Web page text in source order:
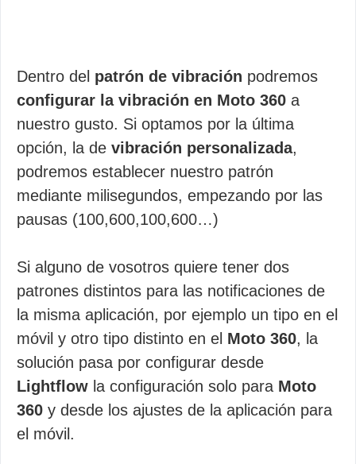
Dentro del patrón de vibración podremos
configurar la vibración en Moto 360 a
nuestro gusto. Si optamos por la última
opción, la de vibración personalizada,
podremos establecer nuestro patrón
mediante milisegundos, empezando por las
pausas (100,600,100,600…)
Si alguno de vosotros quiere tener dos
patrones distintos para las notificaciones de
la misma aplicación, por ejemplo un tipo en el
móvil y otro tipo distinto en el Moto 360, la
solución pasa por configurar desde
Lightflow la configuración solo para Moto
360 y desde los ajustes de la aplicación para
el móvil.